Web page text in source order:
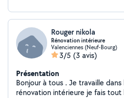
Rouger nikola
Rénovation intérieure
Valenciennes (Neuf-Bourg)
3/5 (3 avis)
Présentation
Bonjour à tous . Je travaille
rénovation intérieure je fais tout